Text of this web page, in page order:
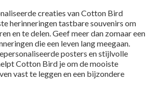
creaties van Cotton Bird
herinneringen tastbare souvenirs om
en te delen. Geef meer dan zomaar een
die een leven lang meegaan.
posters en stijlvolle
Cotton Bird je om de mooiste
vast te leggen en een bijzondere